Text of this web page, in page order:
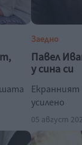
Заедно
Павел
у сина си
Екранният
усилено
05 август